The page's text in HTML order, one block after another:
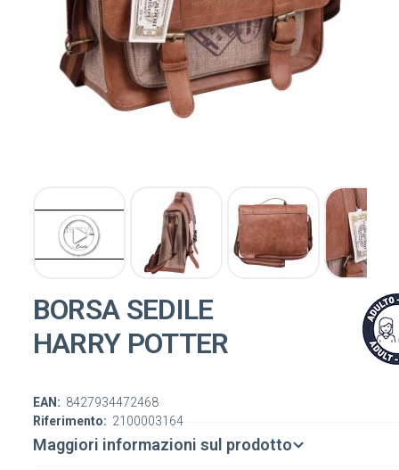
BORSA SEDILE
HARRY POTTER
Riferimento: 2100003164
EAN: 8427934472468
Maggiori informazioni sul prodotto